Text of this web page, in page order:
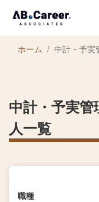
ホーム 中計・予実
中計・予実
人一覧
職種